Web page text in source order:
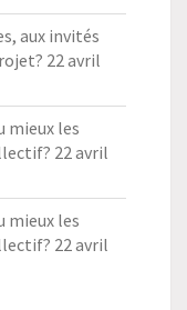
aux invités
22 avril
mieux les
22 avril
mieux les
22 avril